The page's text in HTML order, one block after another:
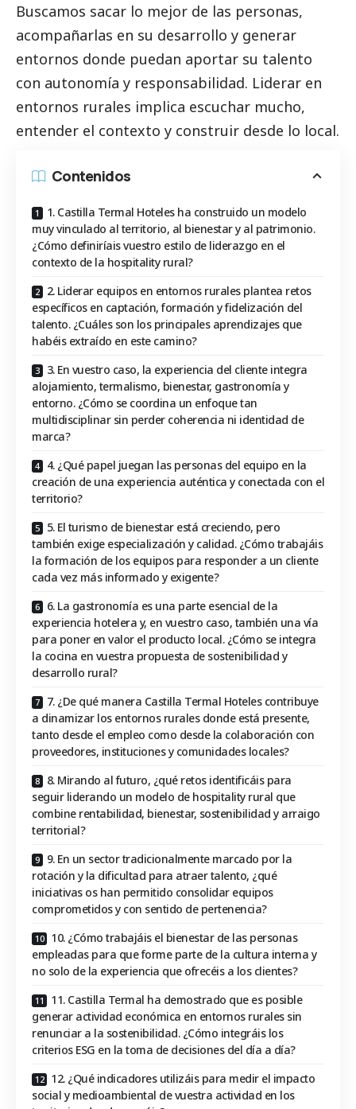
Buscamos sacar lo mejor de las personas,
acompañarlas en su desarrollo y generar
entornos donde puedan aportar su talento
con autonomía y responsabilidad. Liderar en
entornos rurales implica escuchar mucho,
entender el contexto y construir desde lo local.
Contenidos
1. Castilla Termal Hoteles ha construido un modelo
muy vinculado al territorio, al bienestar y al patrimonio.
¿Cómo definiríais vuestro estilo de liderazgo en el
contexto de la hospitality rural?
2. Liderar equipos en entornos rurales plantea retos
específicos en captación, formación y fidelización del
talento. ¿Cuáles son los principales aprendizajes que
habéis extraído en este camino?
3. En vuestro caso, la experiencia del cliente integra
alojamiento, termalismo, bienestar, gastronomía y
entorno. ¿Cómo se coordina un enfoque tan
multidisciplinar sin perder coherencia ni identidad de
marca?
4. ¿Qué papel juegan las personas del equipo en la
creación de una experiencia auténtica y conectada con el
territorio?
5. El turismo de bienestar está creciendo, pero
también exige especialización y calidad. ¿Cómo trabajáis
la formación de los equipos para responder a un cliente
cada vez más informado y exigente?
6. La gastronomía es una parte esencial de la
experiencia hotelera y, en vuestro caso, también una vía
para poner en valor el producto local. ¿Cómo se integra
la cocina en vuestra propuesta de sostenibilidad y
desarrollo rural?
7. ¿De qué manera Castilla Termal Hoteles contribuye
a dinamizar los entornos rurales donde está presente,
tanto desde el empleo como desde la colaboración con
proveedores, instituciones y comunidades locales?
8. Mirando al futuro, ¿qué retos identificáis para
seguir liderando un modelo de hospitality rural que
combine rentabilidad, bienestar, sostenibilidad y arraigo
territorial?
9. En un sector tradicionalmente marcado por la
rotación y la dificultad para atraer talento, ¿qué
iniciativas os han permitido consolidar equipos
comprometidos y con sentido de pertenencia?
10. ¿Cómo trabajáis el bienestar de las personas
empleadas para que forme parte de la cultura interna y
no solo de la experiencia que ofrecéis a los clientes?
11. Castilla Termal ha demostrado que es posible
generar actividad económica en entornos rurales sin
renunciar a la sostenibilidad. ¿Cómo integráis los
criterios ESG en la toma de decisiones del día a día?
12. ¿Qué indicadores utilizáis para medir el impacto
social y medioambiental de vuestra actividad en los